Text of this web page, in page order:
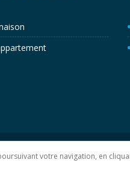
Novemo.com. Tous droits
votre navigation, en